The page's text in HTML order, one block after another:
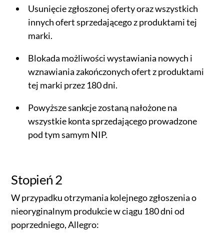
Usunięcie zgłoszonej oferty oraz wszystkich
innych ofert sprzedającego z produktami tej
marki.
Blokada możliwości wystawiania nowych i
wznawiania zakończonych ofert z produktami
tej marki przez 180 dni.
Powyższe sankcje zostaną nałożone na
wszystkie konta sprzedającego prowadzone
pod tym samym NIP.
Stopień 2
W przypadku otrzymania kolejnego zgłoszenia o
nieoryginalnym produkcie w ciągu 180 dni od
poprzedniego, Allegro: